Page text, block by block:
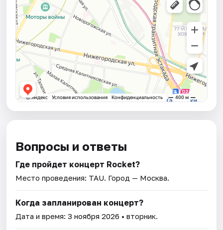
Вопросы и ответы
Где пройдет концерт Rocket?
Место проведения: TAU. Город — Москва.
Когда запланирован концерт?
Дата и время:3 ноября 2026 • вторник.